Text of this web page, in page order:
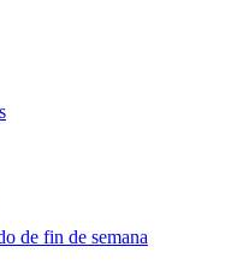
de fin de semana